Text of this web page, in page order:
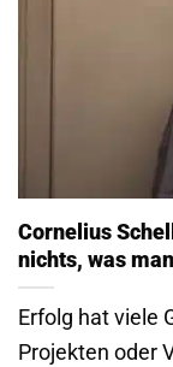
Cornelius
nichts, was
Erfolg hat viele
Projekten oder